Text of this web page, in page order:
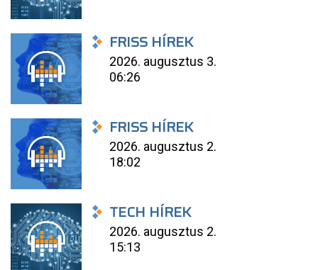
FRISS HÍREK
2026. augusztus 3.
06:26
FRISS HÍREK
2026. augusztus 2.
18:02
TECH HÍREK
2026. augusztus 2.
15:13